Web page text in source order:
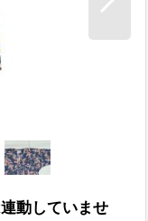
動していませ